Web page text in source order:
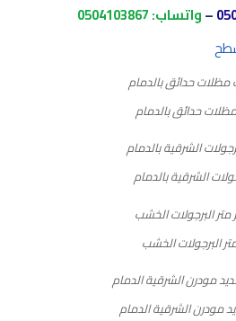
–واتساب:0504103867
حدائق بالدمام
الشرقية بالدمام
البرجولات الخشب
مودرن الشرقية الدمام